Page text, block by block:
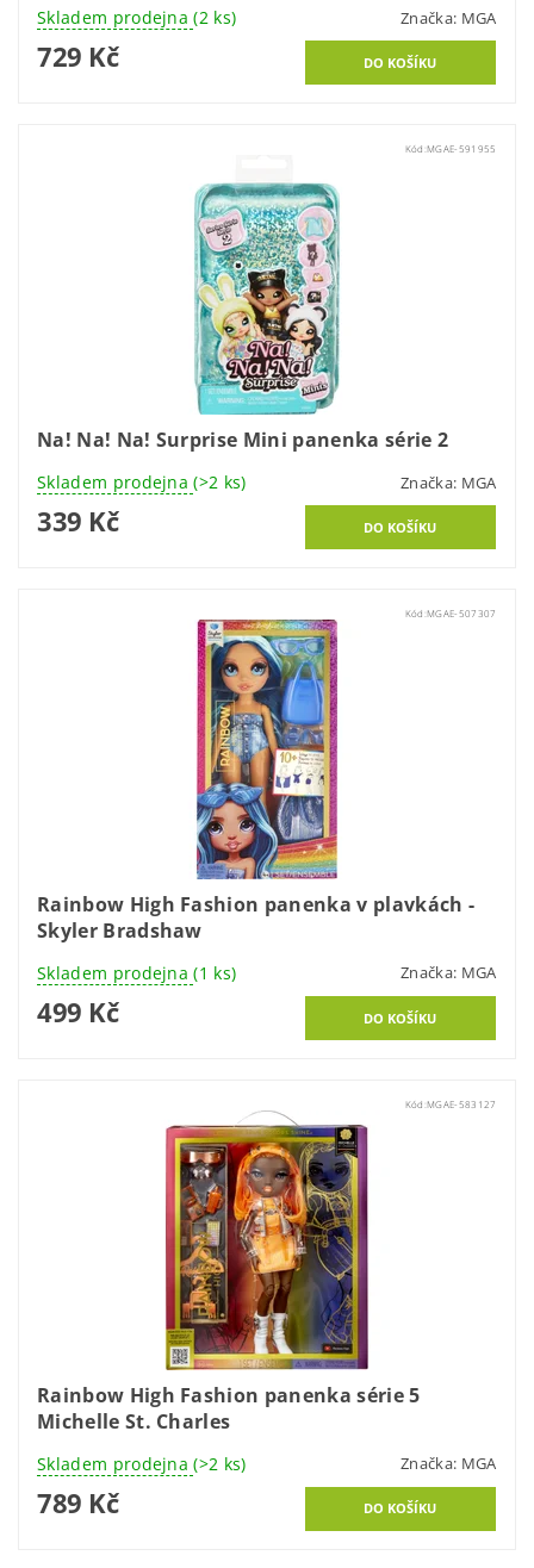
Skladem prodejna(2 ks) Značka: MGA
729 Kč
Kód:MGAE-591955
Na! Na! Na! Surprise Mini panenka série 2
Skladem prodejna(>2 ks) Značka: MGA
339 Kč
Kód: MGAE-507307
Rainbow High Fashion panenka v plavkách -
Skyler Bradshaw
Skladem prodejna(1 ks) Značka: MGA
499 Kč
Kód: MGAE-583127
Rainbow High Fashion panenka série 5
Michelle St. Charles
Skladem prodejna(>2 ks) Značka: MGA
789 Kč